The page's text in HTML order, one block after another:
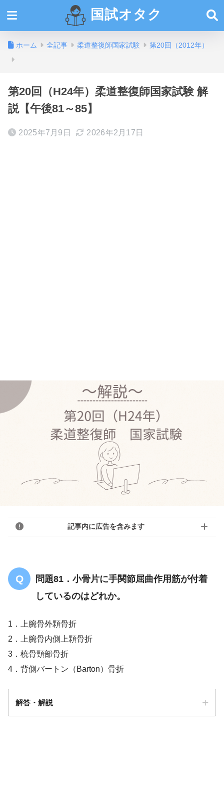
国試オタク
ホーム 全記事 柔道整復師国家試験 第20回（2012年）
第20回（H24年）柔道整復師国家試験 解
説【午後81～85】
2025年7月9日 2026年2月17日
記事内に広告を含みます
問題81．小骨片に手関節屈曲作用筋が付着
しているのはどれか。
1．上腕骨外顆骨折
2．上腕骨内側上顆骨折
3．橈骨頸部骨折
4．背側バートン（Barton）骨折
解答・解説